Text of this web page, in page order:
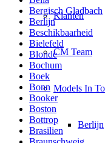
Klanten
CM Team
Models In
Berlijn
Bergisch Gladbach
Berlijn
Beschikbaarheid
Bielefeld
Blonde
Bochum
Boek
Bonn
Booker
Boston
Bottrop
Brasilien